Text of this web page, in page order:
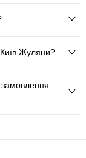
Жуляни?
замовлення